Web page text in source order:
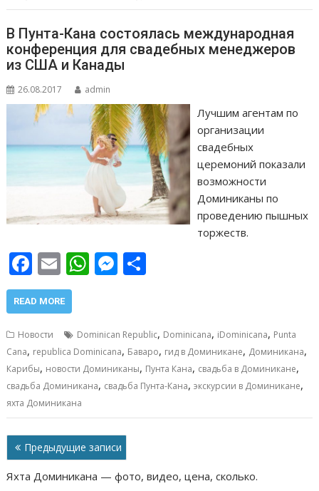
k p er и
т
ь
В Пунта-Кана состоялась международная
конференция для свадебных менеджеров
из США и Канады
26.08.2017 admin
Лучшим агентам по
организации
свадебных
церемоний показали
возможности
Доминиканы по
проведению пышных
торжеств.
F
ac
e
b
o
o
k
E
m
ai
l
W
s
A
p
p
M
e
n
g
er
р
а
в
и
т
READ MORE
Новости Dominican Republic, Dominicana, iDominicana, Punta
Cana, republica Dominicana, Баваро, гид в Доминикане, Доминикана,
Карибы, новости Доминиканы, Пунта Кана, свадьба в Доминикане,
свадьба Доминикана, свадьба Пунта-Кана,экскурсии в Доминикане,
яхта Доминикана
Навигация
по
записям
Предыдущие записи
Яхта Доминикана — фото, видео, цена, сколько.